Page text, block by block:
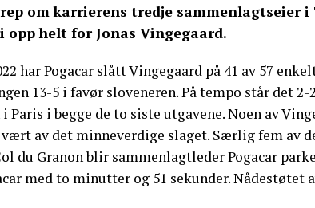
om karrierens tredje sammenlagtseier i
helt for Jonas Vingegaard.
har Pogacar slått Vingegaard på 41 av 57
13-5 i favør sloveneren. På tempo står det 2-
i begge de to siste utgavene. Noen av
av det minneverdige slaget. Særlig fem av
du Granon blir sammenlagtleder Pogacar
med to minutter og 51 sekunder. Nådestøtet